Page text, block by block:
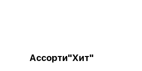
Ассорти"Хит"